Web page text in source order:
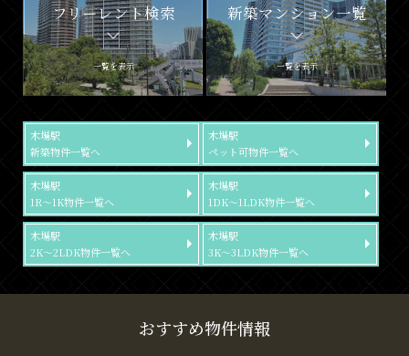
フリーレント検索
一覧を表示
新築マンション一覧
一覧を表示
木場駅
新築物件一覧へ
木場駅
ペット可物件一覧へ
木場駅
1R～1K物件一覧へ
木場駅
1DK～1LDK物件一覧へ
木場駅
2K～2LDK物件一覧へ
木場駅
3K～3LDK物件一覧へ
おすすめ物件情報